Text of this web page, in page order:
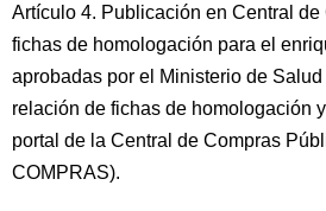
Artículo 4. Publicación en Central
fichas de homologación para el
aprobadas por el Ministerio de
relación de fichas de homologación
portal de la Central de Compras
COMPRAS).